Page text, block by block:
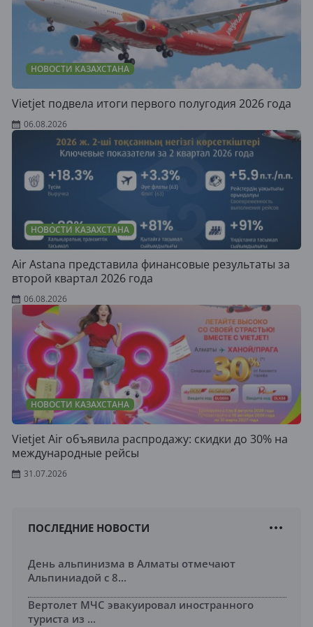
НОВОСТИ КАЗАХСТАНА
Vietjet подвела итоги первого полугодия 2026 года
06.08.2026
НОВОСТИ КАЗАХСТАНА
Air Astana представила финансовые результаты за
второй квартал 2026 года
06.08.2026
НОВОСТИ КАЗАХСТАНА
Vietjet Air объявила распродажу: скидки до 30% на
международные рейсы
31.07.2026
ПОСЛЕДНИЕ НОВОСТИ
День альпинизма в Алматы отмечают
Альпиниадой с 8...
Вертолет МЧС эвакуировал иностранного
туриста из ...